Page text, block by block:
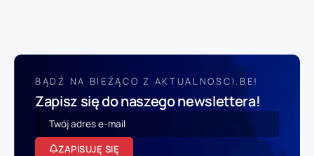
BĄDŹ NA BIEŻĄCO Z AKTUALNOSCI.BE!
Zapisz się do naszego newslettera!
ZAPISUJĘ SIĘ